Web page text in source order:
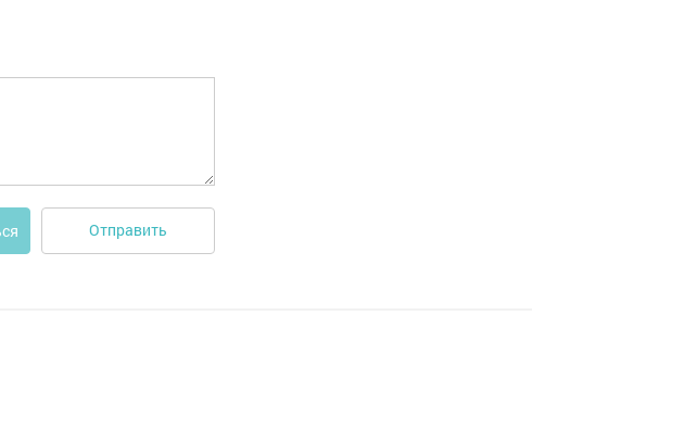
Отправить